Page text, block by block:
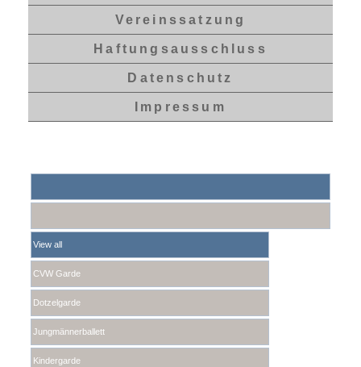
Vereinssatzung
Haftungsausschluss
Datenschutz
Impressum
View all
CVW Garde
Dotzelgarde
Jungmännerballett
Kindergarde